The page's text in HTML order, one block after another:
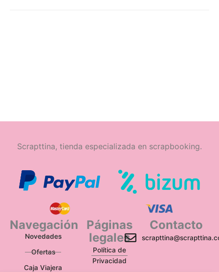
Scrapttina, tienda especializada en scrapbooking.
Navegación
Novedades
Ofertas
Caja Viajera
Páginas
legales
Política de
Privacidad
Contacto